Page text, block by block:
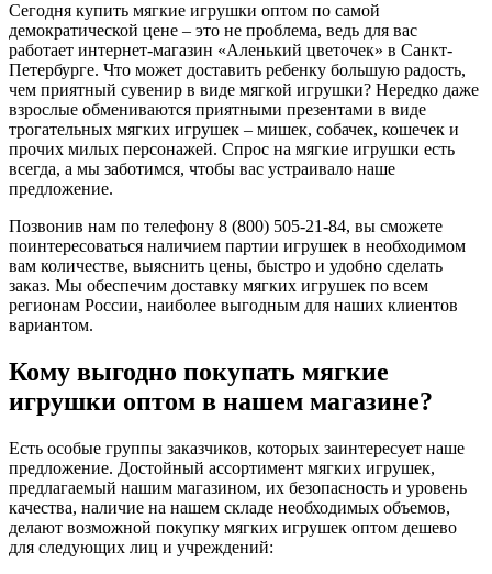
Сегодня купить мягкие игрушки оптом по самой
демократической цене – это не проблема, ведь для вас
работает интернет-магазин «Аленький цветочек» в Санкт-
Петербурге. Что может доставить ребенку большую радость,
чем приятный сувенир в виде мягкой игрушки? Нередко даже
взрослые обмениваются приятными презентами в виде
трогательных мягких игрушек – мишек, собачек, кошечек и
прочих милых персонажей. Спрос на мягкие игрушки есть
всегда, а мы заботимся, чтобы вас устраивало наше
предложение.
Позвонив нам по телефону 8 (800) 505-21-84, вы сможете
поинтересоваться наличием партии игрушек в необходимом
вам количестве, выяснить цены, быстро и удобно сделать
заказ. Мы обеспечим доставку мягких игрушек по всем
регионам России, наиболее выгодным для наших клиентов
вариантом.
Кому выгодно покупать мягкие
игрушки оптом в нашем магазине?
Есть особые группы заказчиков, которых заинтересует наше
предложение. Достойный ассортимент мягких игрушек,
предлагаемый нашим магазином, их безопасность и уровень
качества, наличие на нашем складе необходимых объемов,
делают возможной покупку мягких игрушек оптом дешево
для следующих лиц и учреждений: